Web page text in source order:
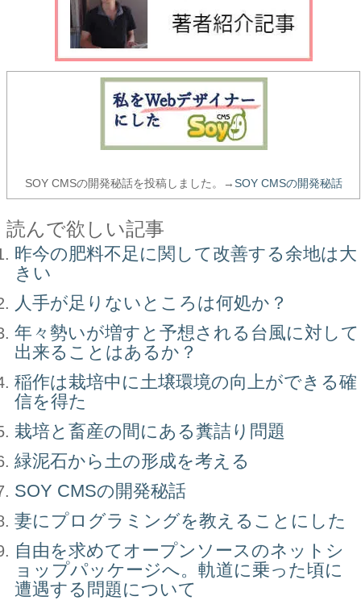
SOY CMSの開発秘話を投稿しました。→SOY CMSの開発秘話
読んで欲しい記事
昨今の肥料不足に関して改善する余地は大
きい
人手が足りないところは何処か？
年々勢いが増すと予想される台風に対して
出来ることはあるか？
稲作は栽培中に土壌環境の向上ができる確
信を得た
栽培と畜産の間にある糞詰り問題
緑泥石から土の形成を考える
SOY CMSの開発秘話
妻にプログラミングを教えることにした
自由を求めてオープンソースのネットシ
ョップパッケージへ。軌道に乗った頃に
遭遇する問題について